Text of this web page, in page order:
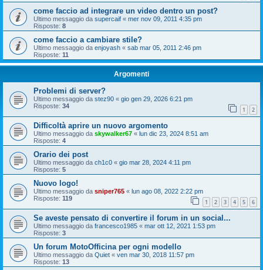
come faccio ad integrare un video dentro un post?
Ultimo messaggio da supercaif « mer nov 09, 2011 4:35 pm
Risposte: 8
come faccio a cambiare stile?
Ultimo messaggio da enjoyash « sab mar 05, 2011 2:46 pm
Risposte: 11
Argomenti
Problemi di server?
Ultimo messaggio da stez90 « gio gen 29, 2026 6:21 pm
Risposte: 34 1 2
Difficoltà aprire un nuovo argomento
Ultimo messaggio da skywalker67 « lun dic 23, 2024 8:51 am
Risposte: 4
Orario dei post
Ultimo messaggio da ch1c0 « gio mar 28, 2024 4:11 pm
Risposte: 5
Nuovo logo!
Ultimo messaggio da sniper765 « lun ago 08, 2022 2:22 pm
Risposte: 119 1 2 3 4 5 6
Se aveste pensato di convertire il forum in un social...
Ultimo messaggio da francesco1985 « mar ott 12, 2021 1:53 pm
Risposte: 3
Un forum MotoOfficina per ogni modello
Ultimo messaggio da Quiet « ven mar 30, 2018 11:57 pm
Risposte: 13